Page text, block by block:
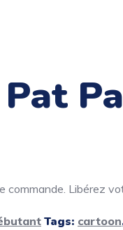
commande. Libérez
Tags: cartoon